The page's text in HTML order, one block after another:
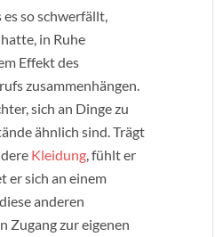
es so schwerfällt,
hatte, in Ruhe
Effekt des
zusammenhängen.
sich an Dinge zu
ähnlich sind. Trägt
Kleidung, fühlt er
er sich an einem
anderen
Zugang zur eigenen